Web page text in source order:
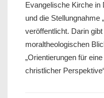
Evangelische Kirche in
und die Stellungnahme
veröffentlicht. Darin
moraltheologischen
„Orientierungen für
christlicher